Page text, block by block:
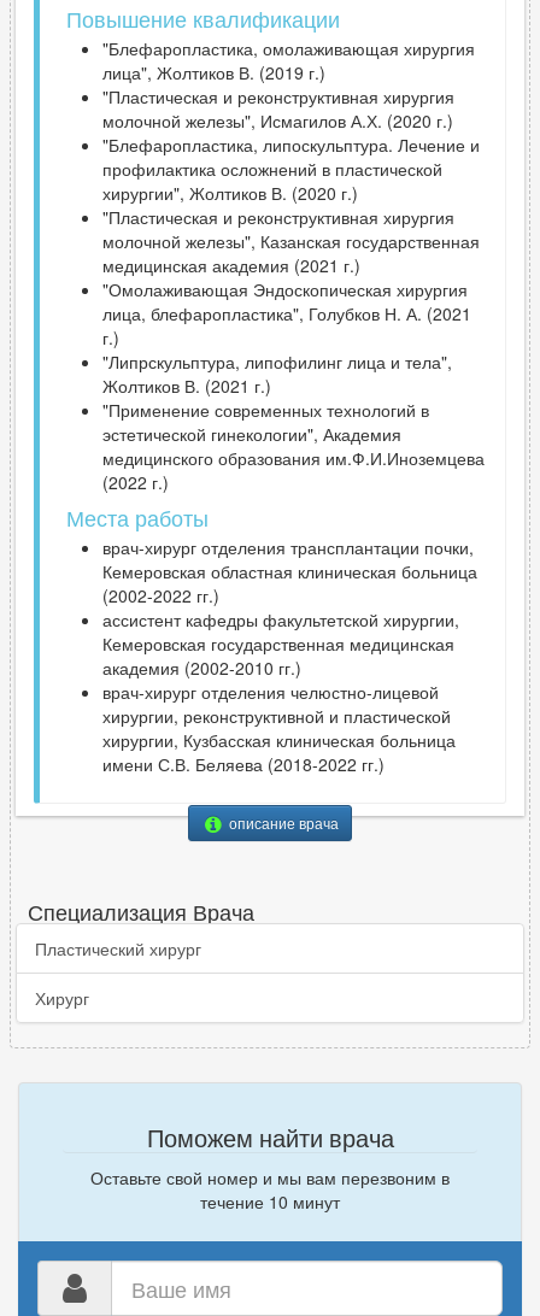
Повышение квалификации
"Блефаропластика, омолаживающая хирургия
лица", Жолтиков В. (2019 г.)
"Пластическая и реконструктивная хирургия
молочной железы", Исмагилов А.Х. (2020 г.)
"Блефаропластика, липоскульптура. Лечение и
профилактика осложнений в пластической
хирургии", Жолтиков В. (2020 г.)
"Пластическая и реконструктивная хирургия
молочной железы", Казанская государственная
медицинская академия (2021 г.)
"Омолаживающая Эндоскопическая хирургия
лица, блефаропластика", Голубков Н. А. (2021
г.)
"Липрскульптура, липофилинг лица и тела",
Жолтиков В. (2021 г.)
"Применение современных технологий в
эстетической гинекологии", Академия
медицинского образования им.Ф.И.Иноземцева
(2022 г.)
Места работы
врач-хирург отделения трансплантации почки,
Кемеровская областная клиническая больница
(2002-2022 гг.)
ассистент кафедры факультетской хирургии,
Кемеровская государственная медицинская
академия (2002-2010 гг.)
врач-хирург отделения челюстно-лицевой
хирургии, реконструктивной и пластической
хирургии, Кузбасская клиническая больница
имени С.В. Беляева (2018-2022 гг.)
описание врача
Специализация Врача
Пластический хирург
Хирург
Поможем найти врача
Оставьте свой номер и мы вам перезвоним в
течение 10 минут